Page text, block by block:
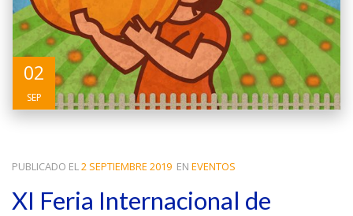
02
SEP
PUBLICADO EL2 SEPTIEMBRE 2019 EN EVENTOS
XI Feria Internacional de